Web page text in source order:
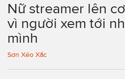
Nữ streamer lên
vì người xem tới
mình
Sơn Xéo Xắc